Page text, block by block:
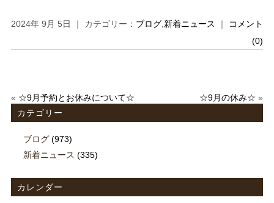
2024年 9月 5日 ｜ カテゴリー： ブログ 新着ニュース ｜ コメント
(0)
« ☆9月予約とお休みについて☆ ☆9月の休み☆ »
カテゴリー
ブログ(973)
新着ニュース (335)
カレンダー